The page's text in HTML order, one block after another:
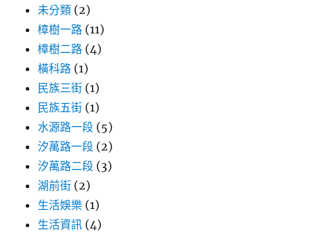
未分類 (2)
樟樹一路 (11)
樟樹二路 (4)
橫科路 (1)
民族三街 (1)
民族五街 (1)
水源路一段 (5)
汐萬路一段 (2)
汐萬路二段 (3)
湖前街 (2)
生活娛樂 (1)
生活資訊 (4)